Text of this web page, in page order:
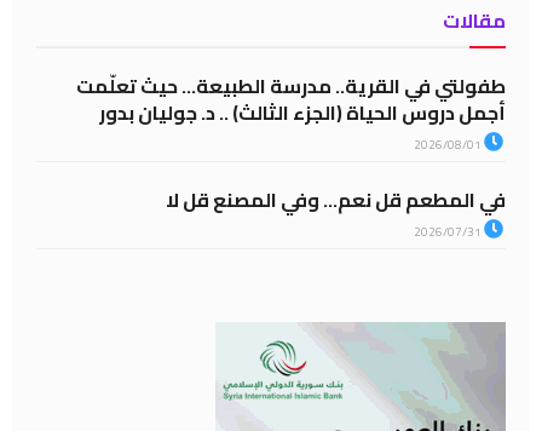
مقالات
طفولتي في القرية.. مدرسة الطبيعة… حيث تعلّمت
أجمل دروس الحياة (الجزء الثالث) .. د. جوليان بدور
في المطعم قل نعم… وفي المصنع قل لا